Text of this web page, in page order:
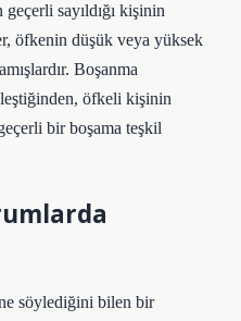
sayıldığı kişinin
öfkenin düşük veya yüksek
Boşanma
öfkeli kişinin
bir boşama teşkil
söylediğini bilen bir